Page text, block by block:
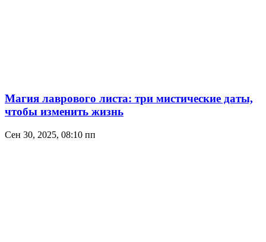
Магия лаврового листа: три мистические даты,
чтобы изменить жизнь
Сен 30, 2025, 08:10 пп